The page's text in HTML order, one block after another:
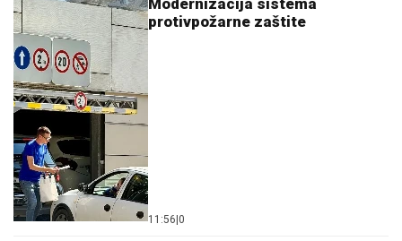
Modernizacija sistema
protivpožarne zaštite
11:56 0